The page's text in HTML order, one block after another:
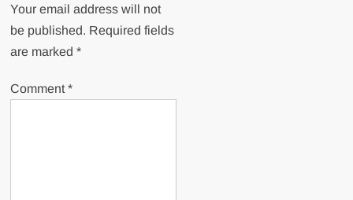
Your email address will not
be published. Required fields
are marked*
Comment*